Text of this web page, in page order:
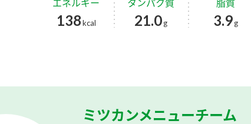
エネルギー
138kcal
タンパク質
21.0g
脂質
3.9 g
ミツカンメニューチーム